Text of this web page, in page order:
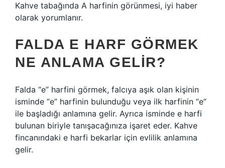
Kahve tabağında A harfinin görünmesi, iyi haber
olarak yorumlanır.
FALDA E HARF GÖRMEK
NE ANLAMA GELIR?
Falda “e” harfini görmek, falcıya aşık olan kişinin
isminde “e” harfinin bulunduğu veya ilk harfinin “e”
ile başladığı anlamına gelir. Ayrıca isminde e harfi
bulunan biriyle tanışacağınıza işaret eder. Kahve
fincanındaki e harfi bekarlar için evlilik anlamına
gelir.